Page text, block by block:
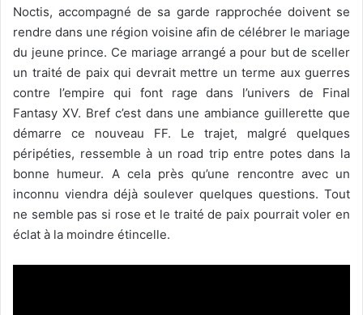
Noctis, accompagné de sa garde rapprochée doivent se
rendre dans une région voisine afin de célébrer le mariage
du jeune prince. Ce mariage arrangé a pour but de sceller
un traité de paix qui devrait mettre un terme aux guerres
contre l’empire qui font rage dans l’univers de Final
Fantasy XV. Bref c’est dans une ambiance guillerette que
démarre ce nouveau FF. Le trajet, malgré quelques
péripéties, ressemble à un road trip entre potes dans la
bonne humeur. A cela près qu’une rencontre avec un
inconnu viendra déjà soulever quelques questions. Tout
ne semble pas si rose et le traité de paix pourrait voler en
éclat à la moindre étincelle.